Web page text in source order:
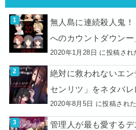
無人島に連続殺人鬼
へのカウントダウンー
2020年1月28日 に投稿され
絶対に救われないエ
センリツ」をネタバレ
2020年8月5日 に投稿された
管理人が最も愛する